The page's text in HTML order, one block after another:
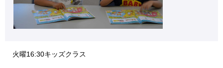
火曜16:30キッズクラス